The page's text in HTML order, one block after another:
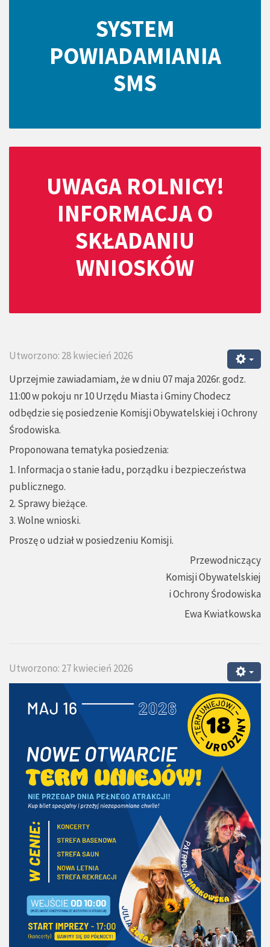
SYSTEM
POWIADAMIANIA
SMS
UWAGA ROLNICY!
INFORMACJA O
SKŁADANIU
WNIOSKÓW
Utworzono: 28 kwiecień 2026
Uprzejmie zawiadamiam, że w dniu 07 maja 2026r. godz.
11:00 w pokoju nr 10 Urzędu Miasta i Gminy Chodecz
odbędzie się posiedzenie Komisji Obywatelskiej i Ochrony
Środowiska.
Proponowana tematyka posiedzenia:
1. Informacja o stanie ładu, porządku i bezpieczeństwa
publicznego.
2. Sprawy bieżące.
3. Wolne wnioski.
Proszę o udział w posiedzeniu Komisji.
Przewodniczący
Komisji Obywatelskiej
i Ochrony Środowiska
Ewa Kwiatkowska
Utworzono: 27 kwiecień 2026